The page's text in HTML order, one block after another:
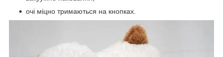
очі міцно тримаються на кнопках.